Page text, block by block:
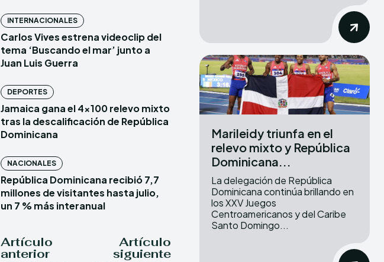
INTERNACIONALES
Carlos Vives estrena videoclip del
tema ‘Buscando el mar’ junto a
Juan Luis Guerra
DEPORTES
Jamaica gana el 4×100 relevo mixto
tras la descalificación de República
Dominicana
NACIONALES
República Dominicana recibió 7,7
millones de visitantes hasta julio,
un 7 % más interanual
Artículo
anterior
Artículo
siguiente
Marileidy triunfa en el
relevo mixto y República
Dominicana...
La delegación de República
Dominicana continúa brillando en
los XXV Juegos
Centroamericanos y del Caribe
Santo Domingo...